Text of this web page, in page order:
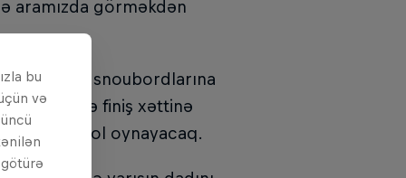
aramızda görməkdən
xizək və snoubordlarına
şəkildə finiş xəttinə
əsas rol oynayacaq.
bu
və
götürə